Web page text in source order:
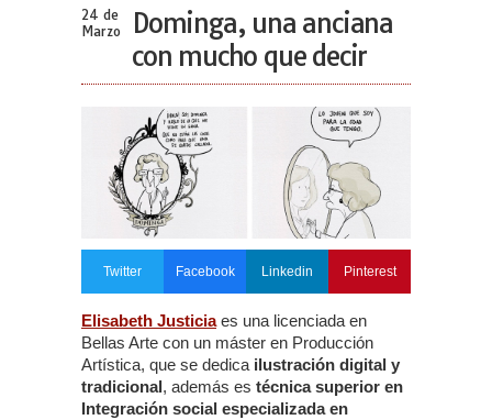
24 de
Marzo
Dominga, una anciana
con mucho que decir
Twitter Facebook Linkedin Pinterest
Elisabeth Justiciaes una licenciada en
Bellas Arte con un máster en Producción
Artística, que se dedica ilustración digital y
tradicional, además es técnica superior en
Integración social especializada en